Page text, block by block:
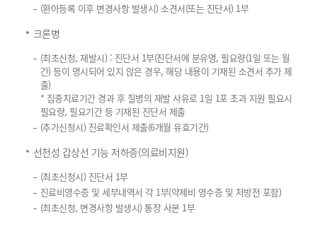
(환아등록 이후 변경사항 발생시) 소견서(또는 진단서) 1부
크론병
(최초신청, 재발시) : 진단서 1부(진단서에 분유명, 필요량(1일 또는 월
간) 등이 명시되어 있지 않은 경우, 해당 내용이 기재된 소견서 추가 제
출)
* 집중치료기간 경과 후 질병의 재발 사유로 1일 1포 초과 지원 필요시
필요량, 필요기간 등 기재된 진단서 제출
(추가신청시) 진료확인서 제출(6개월 유효기간)
선천성 갑상선 기능 저하증(의료비지원)
(최초신청시) 진단서 1부
진료비영수증 및 세부내역서 각 1부(약제비 영수증 및 처방전 포함)
(최초신청, 변경사항 발생시) 통장 사본 1부